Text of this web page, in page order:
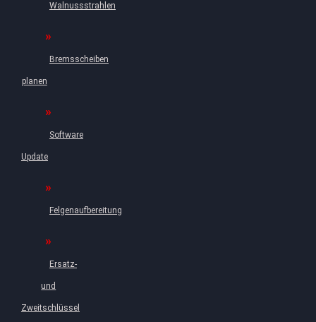
Walnussstrahlen
Bremsscheiben
planen
Software
Update
Felgenaufbereitung
Ersatz-
und
Zweitschlüssel